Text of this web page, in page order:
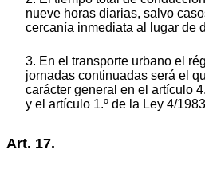
nueve horas diarias, salvo
cercanía inmediata al lugar de
3. En el transporte urbano el
jornadas continuadas será el
carácter general en el artículo
y el artículo 1.º de la Ley 4/
Art. 17.